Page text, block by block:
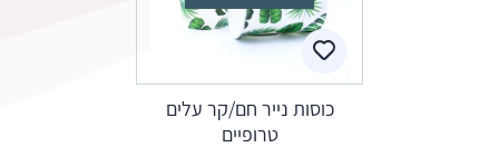
כוסות נייר חם/קר עלים
טרופיים